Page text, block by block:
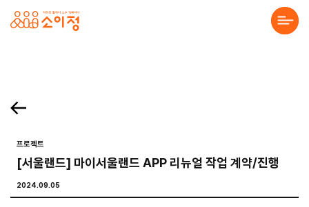
홈페이지 제작·반응형홈페이지제작 전문 소이정 | 수원 홈페이지 제작업체, 모바
. 목록보기 Prev Next 프로젝트 의뢰를 맡기고 싶으세요? 프로젝트의 세부 내용을 알려주시면, 검토 후 견적서를 보내드리겠습니다. 전하고 싶은 말이 있나요? 프로
Solution
Service
프로젝트
[서울랜드] 마이서울랜드 APP 리뉴얼 작업 계약/진행
2024.09.05